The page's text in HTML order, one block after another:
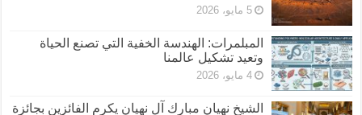
5 مايو، 2026
المبلمرات: الهندسة الخفية التي تصنع الحياة
وتعيد تشكيل عالمنا
4 مايو، 2026
الشيخ نهيان مبارك آل نهيان يكرم الفائزين بجائزة